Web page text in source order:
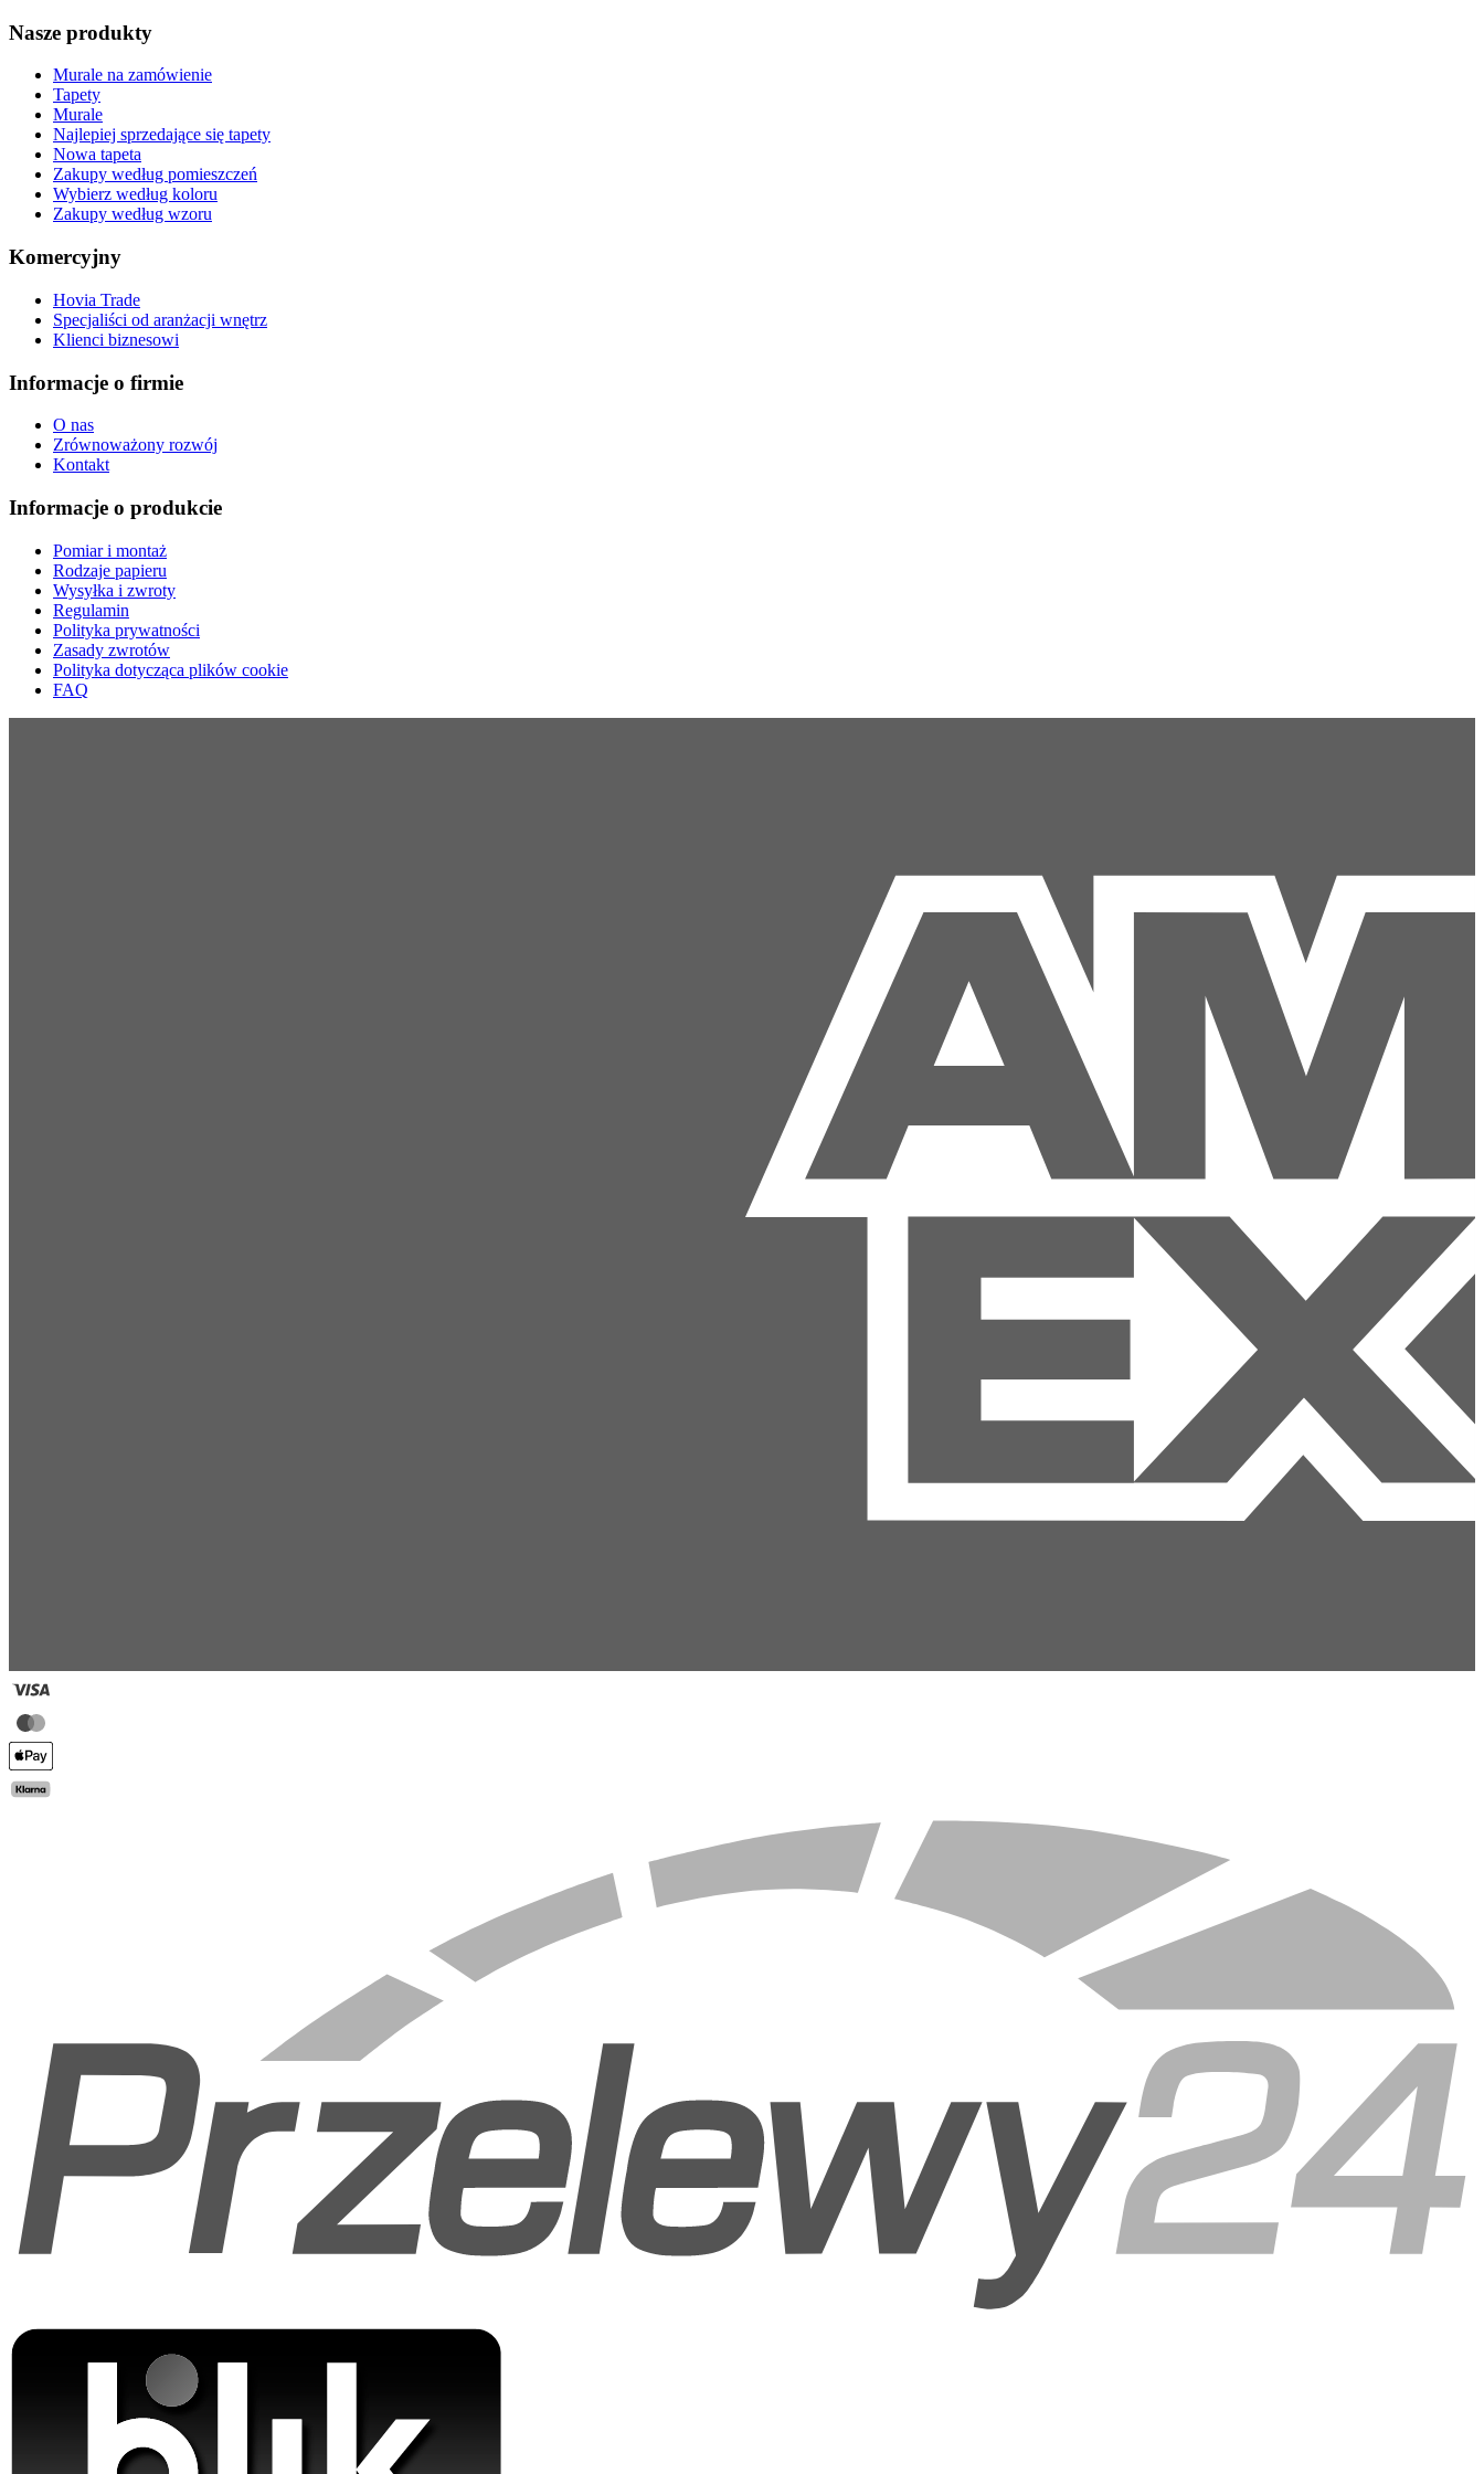
Nasze produkty
Murale na zamówienie
Tapety
Murale
Najlepiej sprzedające się tapety
Nowa tapeta
Zakupy według pomieszczeń
Wybierz według koloru
Zakupy według wzoru
Komercyjny
Hovia Trade
Specjaliści od aranżacji wnętrz
Klienci biznesowi
Informacje o firmie
O nas
Zrównoważony rozwój
Kontakt
Informacje o produkcie
Pomiar i montaż
Rodzaje papieru
Wysyłka i zwroty
Regulamin
Polityka prywatności
Zasady zwrotów
Polityka dotycząca plików cookie
FAQ